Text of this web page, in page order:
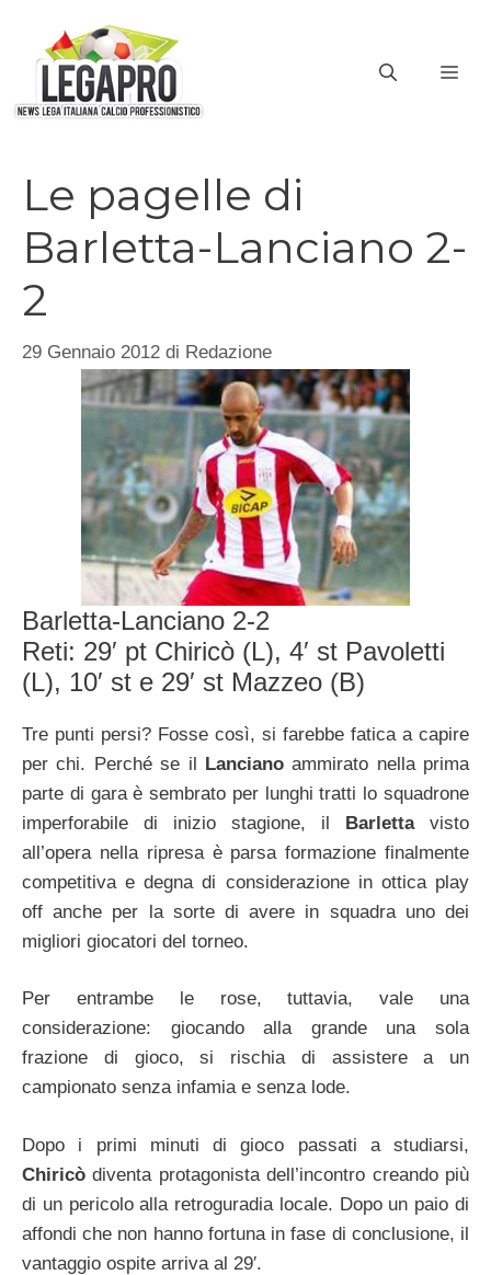
contenuto
Le pagelle di
Barletta-Lanciano 2-
2
29 Gennaio 2012 di Redazione
Barletta-Lanciano 2-2
Reti: 29′ pt Chiricò (L), 4′ st Pavoletti
(L), 10′ st e 29′ st Mazzeo (B)
Tre punti persi? Fosse così, si farebbe fatica a capire
per chi. Perché se il Lancianoammirato nella prima
parte di gara è sembrato per lunghi tratti lo squadrone
imperforabile di inizio stagione, il Barlettavisto
all’opera nella ripresa è parsa formazione finalmente
competitiva e degna di considerazione in ottica play
off anche per la sorte di avere in squadra uno dei
migliori giocatori del torneo.
Per entrambe le rose, tuttavia, vale una
considerazione: giocando alla grande una sola
frazione di gioco, si rischia di assistere a un
campionato senza infamia e senza lode.
Dopo i primi minuti di gioco passati a studiarsi,
Chiricò diventa protagonista dell’incontro creando più
di un pericolo alla retroguradia locale. Dopo un paio di
affondi che non hanno fortuna in fase di conclusione, il
vantaggio ospite arriva al 29′.